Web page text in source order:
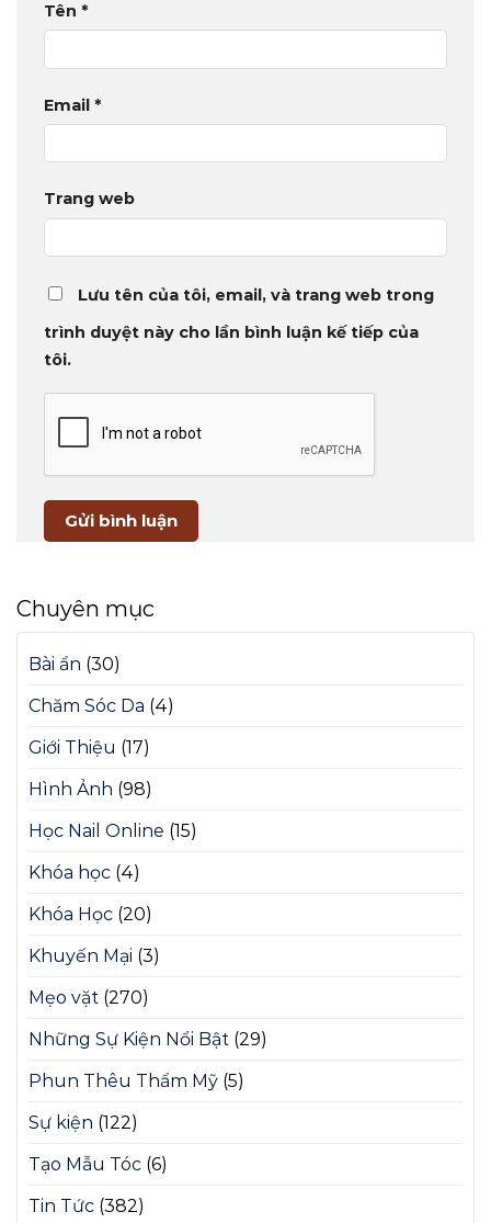
Tên *
Email *
Trang web
Lưu tên của tôi, email, và trang web trong
trình duyệt này cho lần bình luận kế tiếp của
tôi.
Chuyên mục
Bài ẩn (30)
Chăm Sóc Da (4)
Giới Thiệu (17)
Hình Ảnh (98)
Học Nail Online (15)
Khóa học (4)
Khóa Học (20)
Khuyến Mại (3)
Mẹo vặt (270)
Những Sự Kiện Nổi Bật (29)
Phun Thêu Thẩm Mỹ (5)
Sự kiện (122)
Tạo Mẫu Tóc (6)
Tin Tức (382)